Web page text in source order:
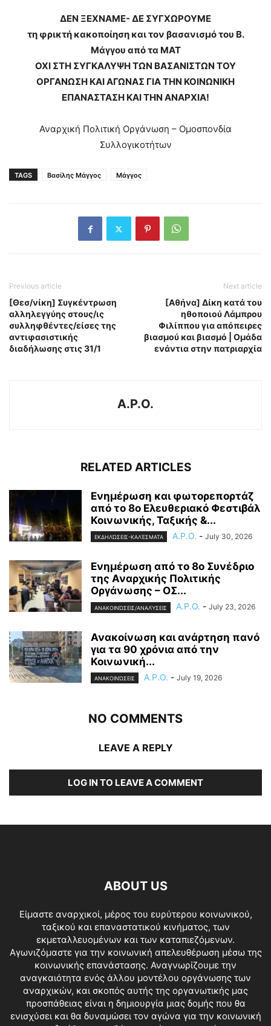
ΔΕΝ ΞΕΧΝΑΜΕ- ΔΕ ΣΥΓΧΩΡΟΥΜΕ
τη φρικτή κακοποίηση και τον βασανισμό του Β.
Μάγγου από τα ΜΑΤ
ΟΧΙ ΣΤΗ ΣΥΓΚΑΛΥΨΗ ΤΩΝ ΒΑΣΑΝΙΣΤΩΝ ΤΟΥ
ΟΡΓΑΝΩΣΗ ΚΑΙ ΑΓΩΝΑΣ ΓΙΑ ΤΗΝ ΚΟΙΝΩΝΙΚΗ
ΕΠΑΝΑΣΤΑΣΗ ΚΑΙ ΤΗΝ ΑΝΑΡΧΙΑ!
Αναρχική Πολιτική Οργάνωση – Ομοσπονδία
Συλλογικοτήτων
TAGS Βασίλης Μάγγος Μάγγος
Previous article
[Θεσ/νίκη] Συγκέντρωση
αλληλεγγύης στους/ις
συλληφθέντες/είσες της
αντιφασιστικής
διαδήλωσης στις 31/1
Next article
[Αθήνα] Δίκη κατά του
ηθοποιού Λάμπρου
Φιλίππου για απόπειρες
βιασμού και βιασμό | Ομάδα
ενάντια στην πατριαρχία
A.P.O.
RELATED ARTICLES
Ενημέρωση και φωτορεπορτάζ
από το 8ο Ελευθεριακό Φεστιβάλ
Κοινωνικής, Ταξικής &...
ΕΚΔΗΛΏΣΕΙΣ-ΚΑΛΈΣΜΑΤΑ A.P.O. - July 30, 2026
Ενημέρωση από το 8ο Συνέδριο
της Αναρχικής Πολιτικής
Οργάνωσης – ΟΣ...
ΑΝΑΚΟΙΝΏΣΕΙΣ/ΑΝΑΛΎΣΕΙΣ A.P.O. - July 23, 2026
Ανακοίνωση και ανάρτηση πανό
για τα 90 χρόνια από την
Κοινωνική...
ΑΝΑΚΟΙΝΏΣΕΙΣ A.P.O. - July 19, 2026
NO COMMENTS
LEAVE A REPLY
LOG IN TO LEAVE A COMMENT
ABOUT US
Είμαστε αναρχικοί, μέρος του ευρύτερου κοινωνικού,
ταξικού και επαναστατικού κινήματος, των
εκμεταλλευομένων και των καταπιεζόμενων.
Αγωνιζόμαστε για την κοινωνική απελευθέρωση μέσω της
κοινωνικής επανάστασης. Αναγνωρίζουμε την
αναγκαιότητα ενός άλλου μοντέλου οργάνωσης των
αναρχικών, και σκοπός αυτής της οργανωτικής μας
προσπάθειας είναι η δημιουργία μιας δομής που θα
ενισχύσει και θα δυναμώσει τον αγώνα για την κοινωνική